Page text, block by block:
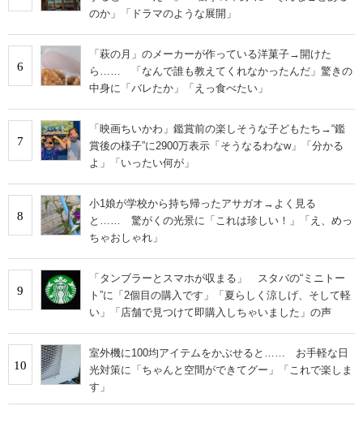
のか」「ドラマのような展開」
6
「萩の月」のメーカーが作っている洋菓子→開けた
ら…… 「なんで誰も教えてくれなかったんだ」驚きの
中身に「バレたか」「えっ食べたい」
7
「映画ちいかわ」鑑賞前の楽しそうな子どもたち→“鑑
賞後の様子”に2900万表示「そうなるわなw」「分かる
よ」「いったい何が」
8
小1娘が学校から持ち帰ったアサガオ→よく見る
と…… 驚がくの光景に「これは珍しい！」「え、めっ
ちゃおしゃれ」
9
「タンブラーとスマホが収まる」 スタバの“ミニトー
ト”に「2個目の購入です」「夏らしく涼しげ、そして軽
い」「店舗で見つけて即購入しちゃいました」の声
10
室外機に100均アイテムをかぶせると…… お手軽な日
光対策に「ちゃんと空間ができてグー」「これで楽しま
す」